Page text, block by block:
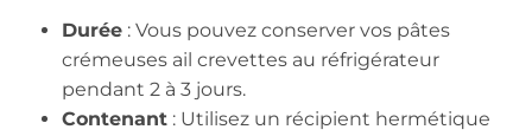
Durée : Vous pouvez conserver vos pâtes
crémeuses ail crevettes au réfrigérateur
pendant 2 à 3 jours.
Contenant : Utilisez un récipient hermétique